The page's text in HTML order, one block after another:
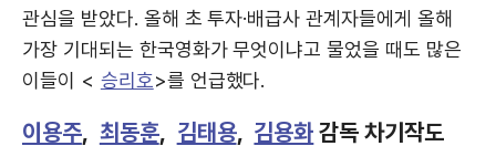
관심을 받았다. 올해 초 투자·배급사 관계자들에게 올해
가장 기대되는 한국영화가 무엇이냐고 물었을 때도 많은
이들이 < 승리호>를 언급했다.
이용주, 최동훈, 김태용, 김용화 감독 차기작도